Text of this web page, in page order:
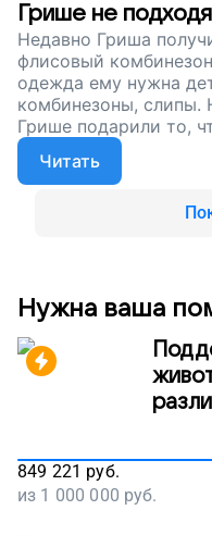
Грише не
Недавно Гриша
флисовый
одежда ему нужна
комбинезоны, слипы.
Грише подарили то,
деньги на
специальная одежда,
ездить с мамой на
переносить долгую
Читать
Нужна ваша
849 221 руб.
из 1 000 000 руб.